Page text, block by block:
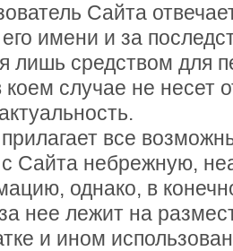
Сайта
имени и за
лишь средством для
случае не несет
все
Сайта небрежную,
однако, в
нее лежит на
и ином